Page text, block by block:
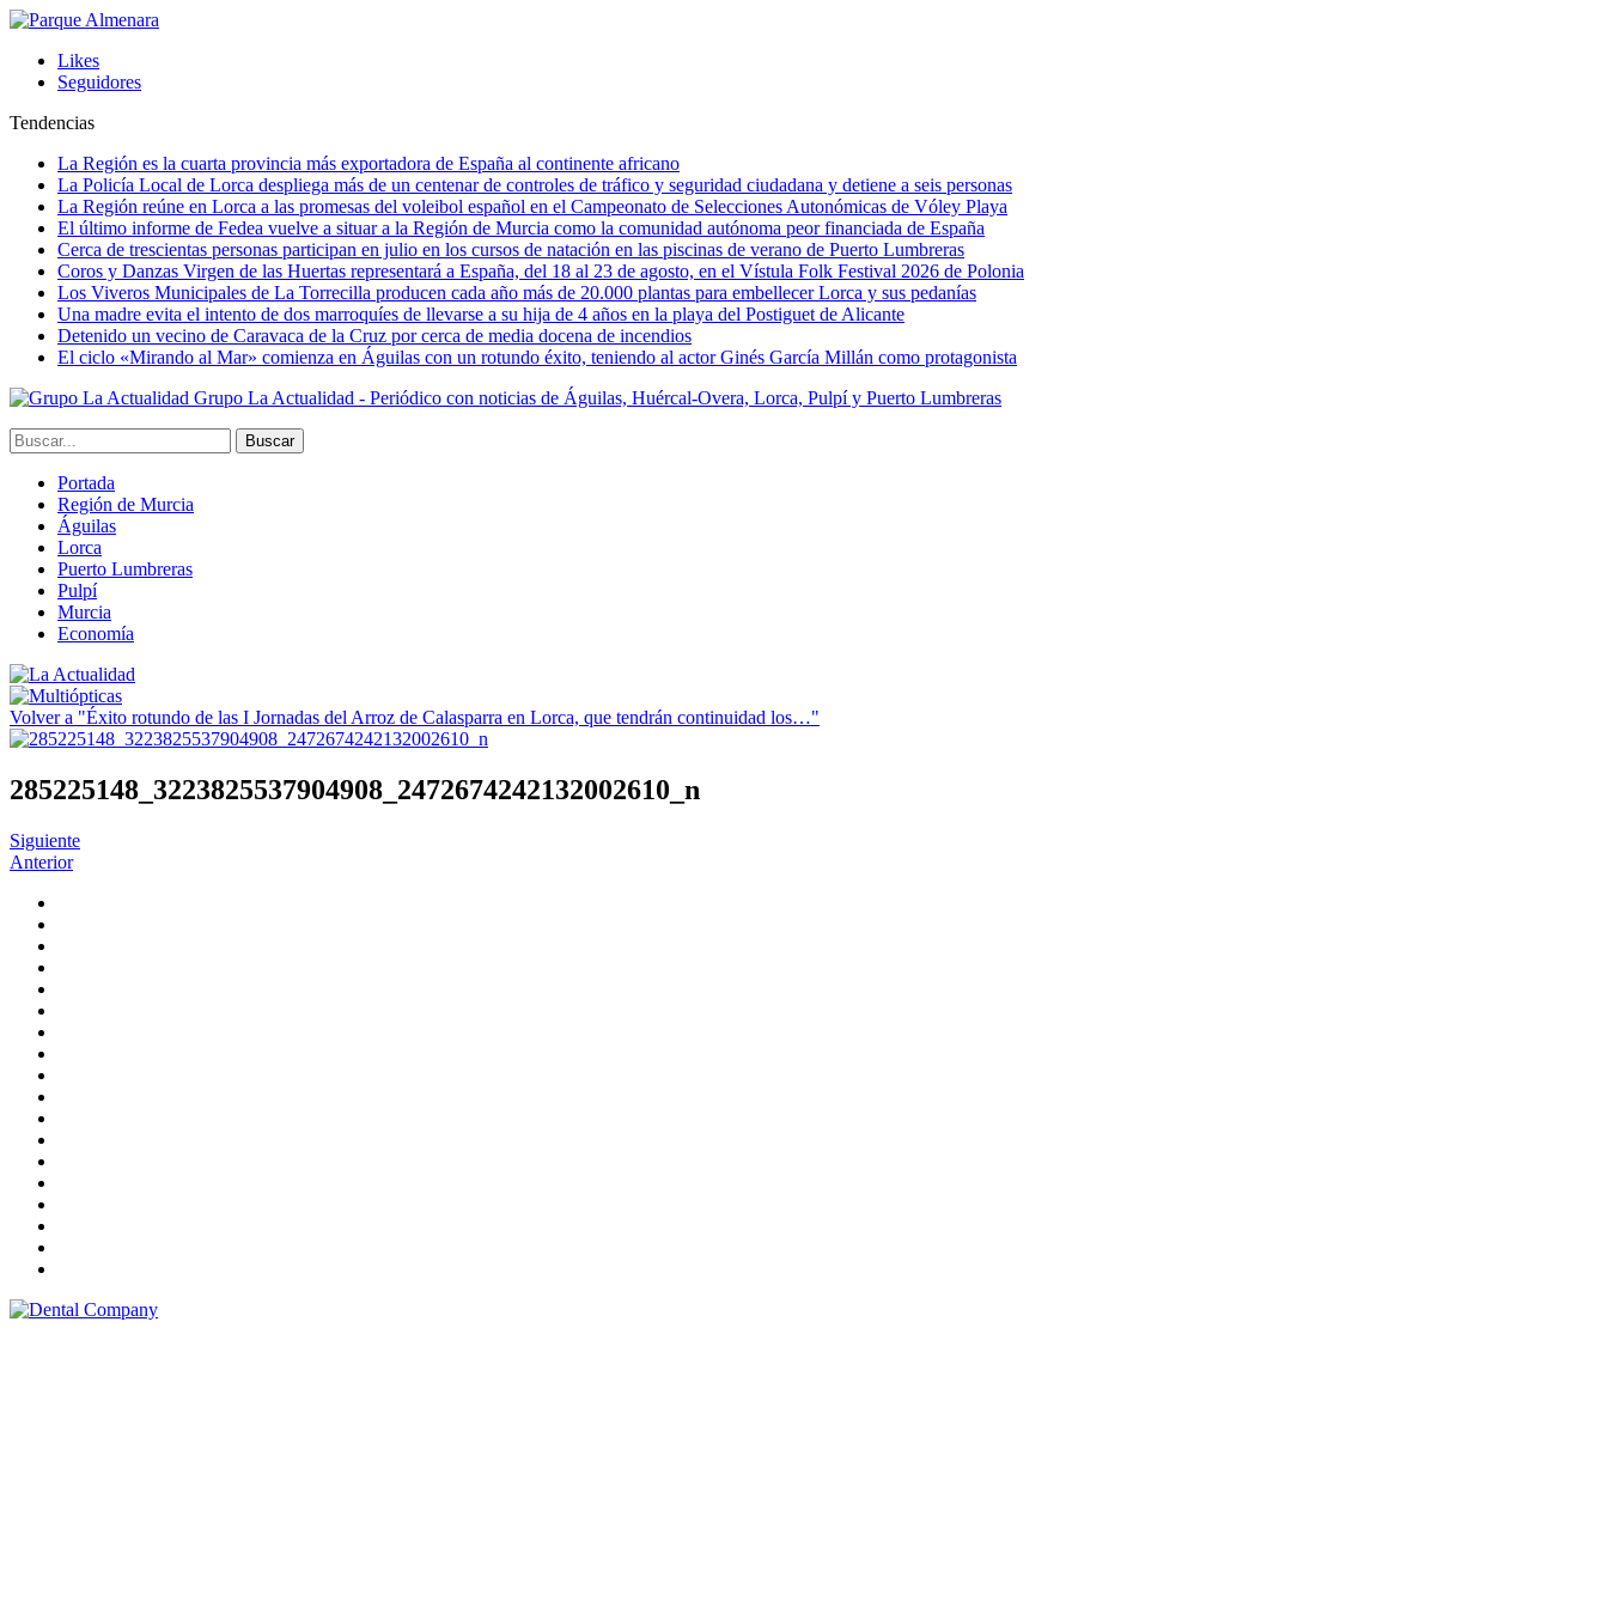
Likes
Seguidores
Tendencias
La Región es la cuarta provincia más exportadora de España al continente africano
La Policía Local de Lorca despliega más de un centenar de controles de tráfico y seguridad ciudadana y detiene a seis personas
La Región reúne en Lorca a las promesas del voleibol español en el Campeonato de Selecciones Autonómicas de Vóley Playa
El último informe de Fedea vuelve a situar a la Región de Murcia como la comunidad autónoma peor financiada de España
Cerca de trescientas personas participan en julio en los cursos de natación en las piscinas de verano de Puerto Lumbreras
Coros y Danzas Virgen de las Huertas representará a España, del 18 al 23 de agosto, en el Vístula Folk Festival 2026 de Polonia
Los Viveros Municipales de La Torrecilla producen cada año más de 20.000 plantas para embellecer Lorca y sus pedanías
Una madre evita el intento de dos marroquíes de llevarse a su hija de 4 años en la playa del Postiguet de Alicante
Detenido un vecino de Caravaca de la Cruz por cerca de media docena de incendios
El ciclo «Mirando al Mar» comienza en Águilas con un rotundo éxito, teniendo al actor Ginés García Millán como protagonista
Grupo La Actualidad - Periódico con noticias de Águilas, Huércal-Overa, Lorca, Pulpí y Puerto Lumbreras
Portada
Región de Murcia
Águilas
Lorca
Puerto Lumbreras
Pulpí
Murcia
Economía
Volver a "Éxito rotundo de las I Jornadas del Arroz de Calasparra en Lorca, que tendrán continuidad los…"
285225148_3223825537904908_2472674242132002610_n
Siguiente
Anterior